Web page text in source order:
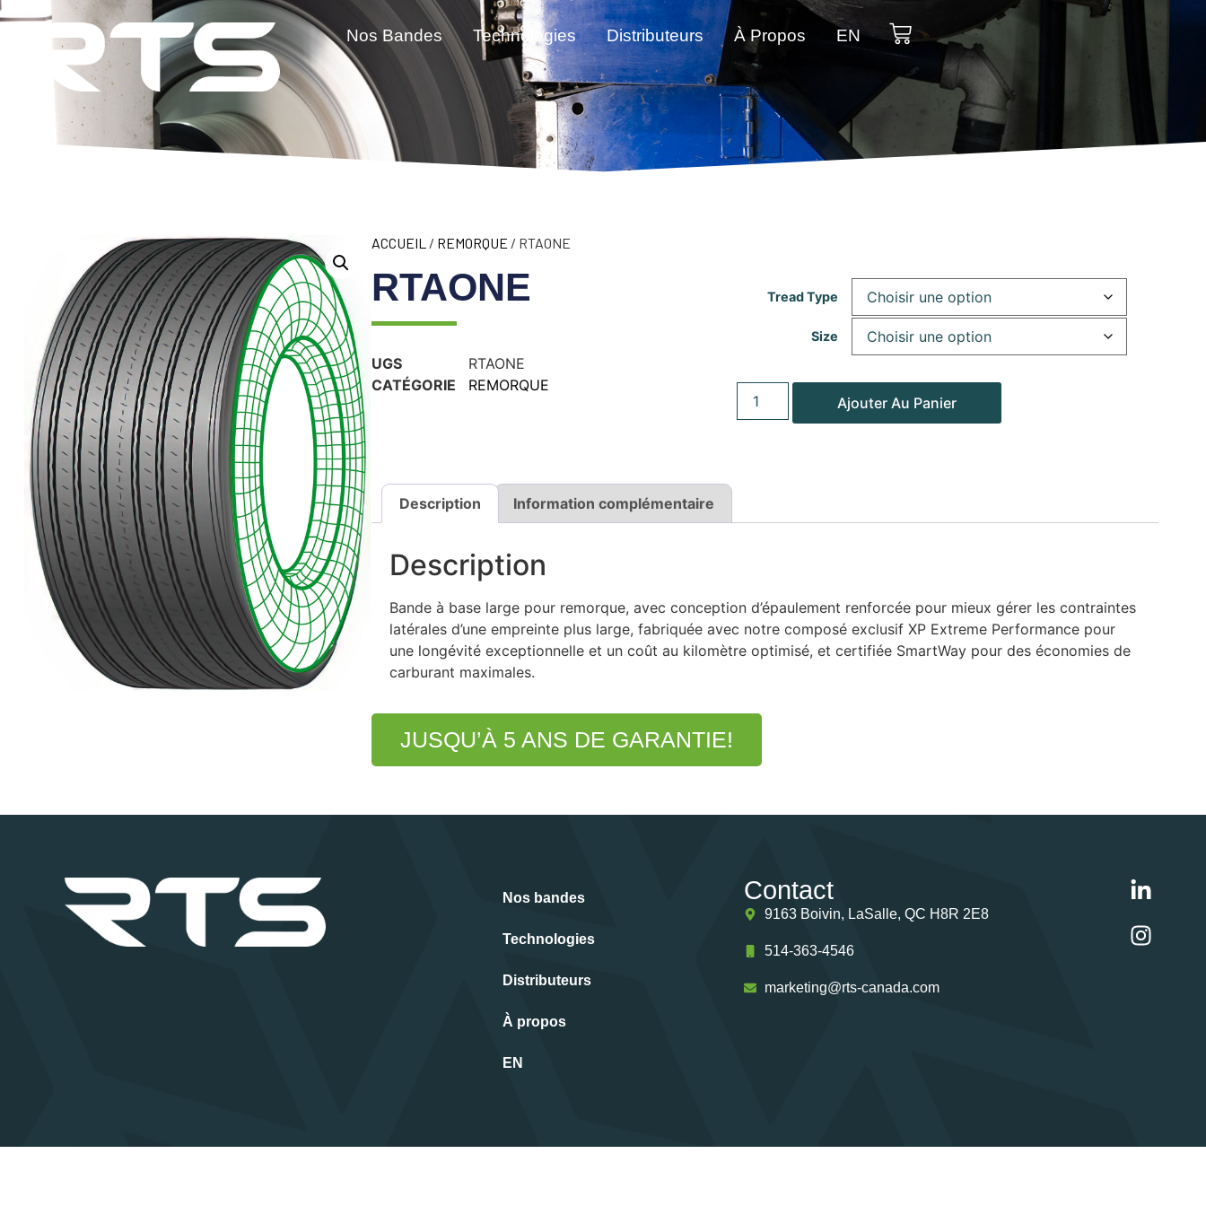
Nos Bandes Technologies Distributeurs À Propos EN
ACCUEIL / REMORQUE / RTAONE
RTAONE
UGS
RTAONE
CATÉGORIE
REMORQUE
Tread Type
Size
Ajouter Au Panier
Description Information complémentaire
Description
Bande à base large pour remorque, avec conception d’épaulement renforcée pour mieux gérer les contraintes
latérales d’une empreinte plus large, fabriquée avec notre composé exclusif XP Extreme Performance pour
une longévité exceptionnelle et un coût au kilomètre optimisé, et certifiée SmartWay pour des économies de
carburant maximales.
JUSQU’À 5 ANS DE GARANTIE!
Nos bandes
Technologies
Distributeurs
À propos
EN
Contact
9163 Boivin, LaSalle, QC H8R 2E8
514-363-4546
marketing@rts-canada.com